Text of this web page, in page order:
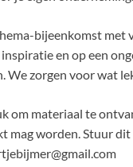
bijeenkomst met
en op een
We zorgen voor wat
om materiaal te
mag worden. Stuur